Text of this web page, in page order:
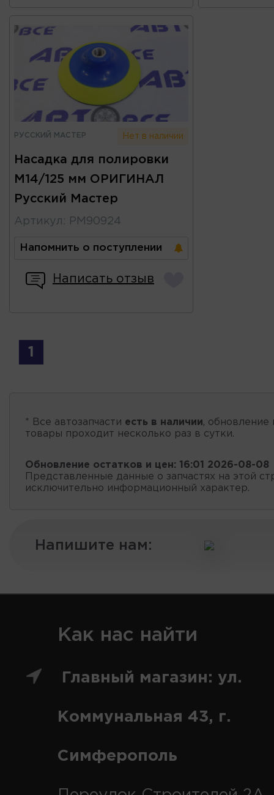
РУССКИЙ МАСТЕР Нет в наличии
Насадка для полировки
М14/125 мм ОРИГИНАЛ
Русский Мастер
Артикул : РМ90924
Напомнить о поступлении
Написать отзыв
1
* Все автозапчасти есть в наличии, обновление
товары проходит несколько раз в сутки.
Обновление остатков и цен: 16:01 2026-08-08
Представленные данные о запчастях на этой
исключительно информационный характер.
Напишите нам:
Как нас найти
Главный магазин: ул.
Коммунальная 43, г.
Симферополь